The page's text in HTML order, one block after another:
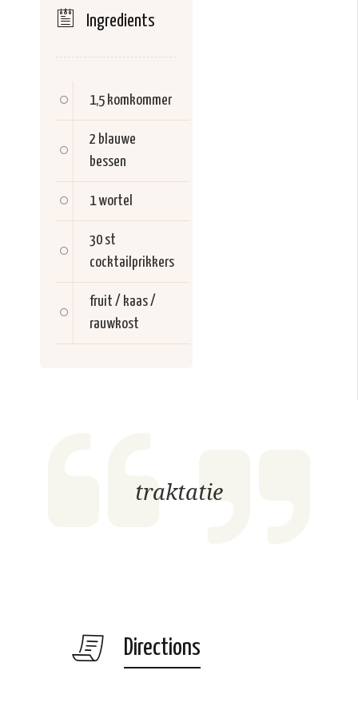
Ingredients
1,5 komkommer
2 blauwe
bessen
1wortel
30 st
cocktailprikkers
fruit / kaas /
rauwkost
traktatie
Directions